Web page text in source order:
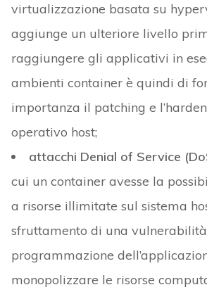
virtualizzazione basata su
aggiunge un ulteriore livello
raggiungere gli applicativi in
ambienti container è quindi di
importanza il patching e
operativo host;
attacchi Denial of Service
cui un container avesse la
a risorse illimitate sul sistema
sfruttamento di una
programmazione
monopolizzare le risorse